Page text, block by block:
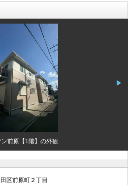
ン前原【1階】の外観
区前原町２丁目